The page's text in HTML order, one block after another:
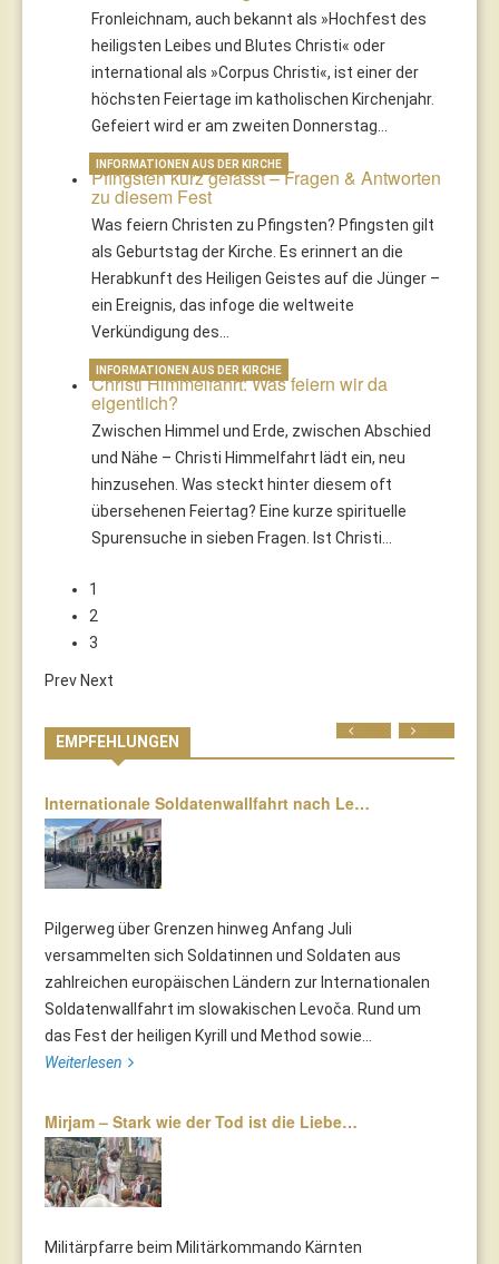
Fronleichnam, auch bekannt als »Hochfest des
heiligsten Leibes und Blutes Christi« oder
international als »Corpus Christi«, ist einer der
höchsten Feiertage im katholischen Kirchenjahr.
Gefeiert wird er am zweiten Donnerstag…
Pfingsten kurz gefasst – Fragen & Antworten
zu diesem Fest
Was feiern Christen zu Pfingsten? Pfingsten gilt
als Geburtstag der Kirche. Es erinnert an die
Herabkunft des Heiligen Geistes auf die Jünger –
ein Ereignis, das infoge die weltweite
Verkündigung des…
INFORMATIONEN AUS DER KIRCHE
Christi Himmelfahrt: Was feiern wir da
eigentlich?
Zwischen Himmel und Erde, zwischen Abschied
und Nähe – Christi Himmelfahrt lädt ein, neu
hinzusehen. Was steckt hinter diesem oft
übersehenen Feiertag? Eine kurze spirituelle
Spurensuche in sieben Fragen. Ist Christi…
INFORMATIONEN AUS DER KIRCHE
1
2
3
Prev Next
EMPFEHLUNGEN
Internationale Soldatenwallfahrt nach Le…
Pilgerweg über Grenzen hinweg Anfang Juli
versammelten sich Soldatinnen und Soldaten aus
zahlreichen europäischen Ländern zur Internationalen
Soldatenwallfahrt im slowakischen Levoča. Rund um
das Fest der heiligen Kyrill und Method sowie...
Weiterlesen
Mirjam – Stark wie der Tod ist die Liebe…
Militärpfarre beim Militärkommando Kärnten